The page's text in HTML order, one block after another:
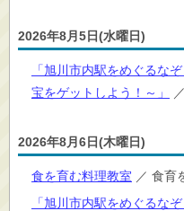
2026年8月5日(水曜日)
「旭川市内駅をめぐるな
宝をゲットしよう！～」
2026年8月6日(木曜日)
食を育む料理教室 ／ 食育
「旭川市内駅をめぐるな